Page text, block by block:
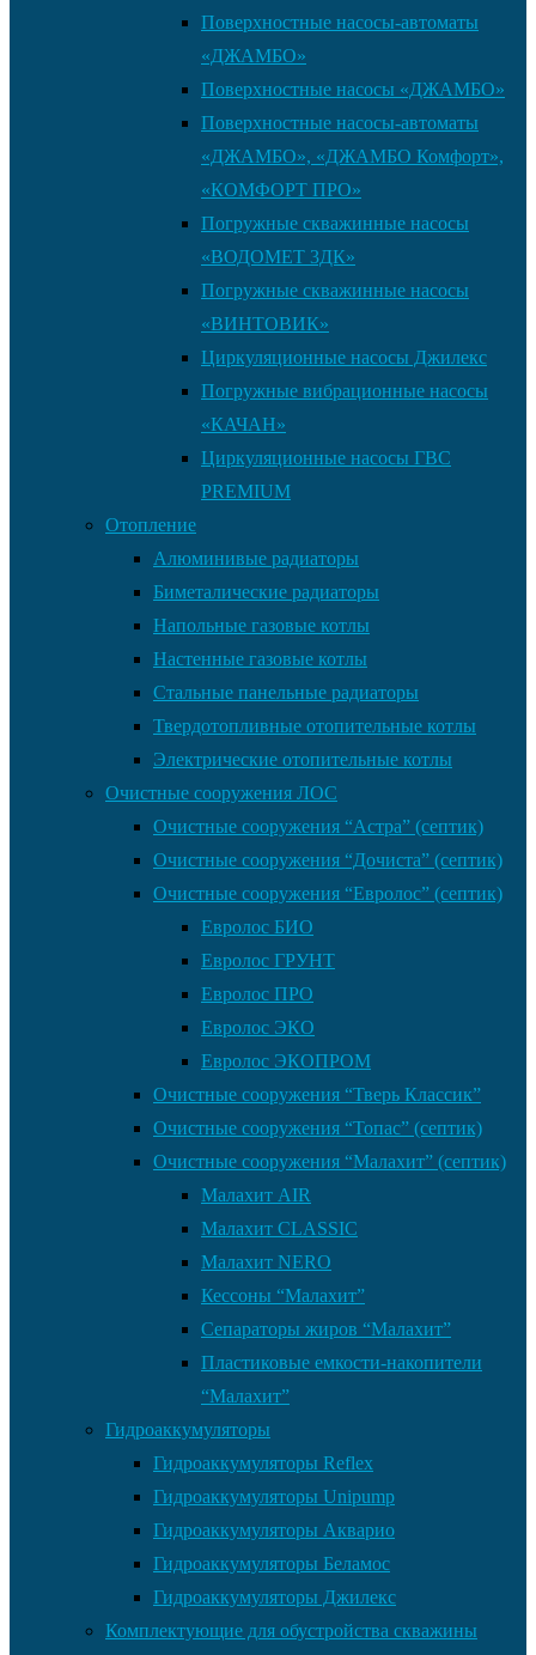
Поверхностные насосы-автоматы
«ДЖАМБО»
Поверхностные насосы «ДЖАМБО»
Поверхностные насосы-автоматы
«ДЖАМБО», «ДЖАМБО Комфорт»,
«КОМФОРТ ПРО»
Погружные скважинные насосы
«ВОДОМЕТ 3ДК»
Погружные скважинные насосы
«ВИНТОВИК»
Циркуляционные насосы Джилекс
Погружные вибрационные насосы
«КАЧАН»
Циркуляционные насосы ГВС
PREMIUM
Отопление
Алюминивые радиаторы
Биметалические радиаторы
Напольные газовые котлы
Настенные газовые котлы
Стальные панельные радиаторы
Твердотопливные отопительные котлы
Электрические отопительные котлы
Очистные сооружения ЛОС
Очистные сооружения “Астра” (септик)
Очистные сооружения “Дочиста” (септик)
Очистные сооружения “Евролос” (септик)
Евролос БИО
Евролос ГРУНТ
Евролос ПРО
Евролос ЭКО
Евролос ЭКОПРОМ
Очистные сооружения “Тверь Классик”
Очистные сооружения “Топас” (септик)
Очистные сооружения “Малахит” (септик)
Малахит AIR
Малахит CLASSIC
Малахит NERO
Кессоны “Малахит”
Сепараторы жиров “Малахит”
Пластиковые емкости-накопители
“Малахит”
Гидроаккумуляторы
Гидроаккумуляторы Reflex
Гидроаккумуляторы Unipump
Гидроаккумуляторы Акварио
Гидроаккумуляторы Беламос
Гидроаккумуляторы Джилекс
Комплектующие для обустройства скважины